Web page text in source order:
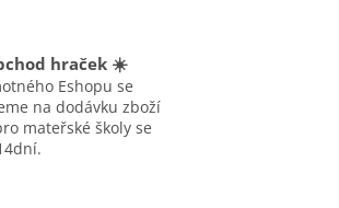
hraček ☀️
Eshopu se
na dodávku zboží
mateřské školy se